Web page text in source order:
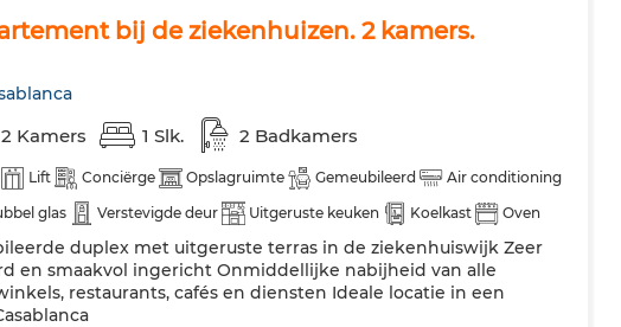
bij de ziekenhuizen. 2 kamers.
2 Kamers 1 Slk. 2 Badkamers
Lift Conciërge Opslagruimte Gemeubileerd
Air conditioning
glas Verstevigde deur Uitgeruste keuken Koelkast
Oven
duplex met uitgeruste terras in de ziekenhuiswijk Zeer
en smaakvol ingericht Onmiddellijke nabijheid van alle
restaurants, cafés en diensten Ideale locatie in een